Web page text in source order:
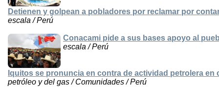
Detienen y golpean a pobladores por reclamar por
escala / Perú
Conacami pide a sus bases apoyo al
escala / Perú
Iquitos se pronuncia en contra de actividad petrolera en
petróleo y del gas / Comunidades / Perú